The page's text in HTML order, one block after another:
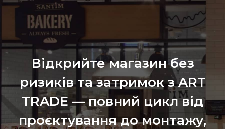
Відкрийте магазин без
ризиків та затримок з ART
TRADE — повний цикл від
проєктування до монтажу,